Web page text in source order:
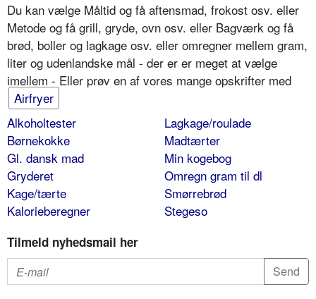
Du kan vælge Måltid og få aftensmad, frokost osv. eller
Metode og få grill, gryde, ovn osv. eller Bagværk og få
brød, boller og lagkage osv. eller omregner mellem gram,
liter og udenlandske mål - der er er meget at vælge
imellem - Eller prøv en af vores mange opskrifter med
Airfryer
Alkoholtester
Børnekokke
Gl. dansk mad
Gryderet
Kage/tærte
Kalorieberegner
Lagkage/roulade
Madtærter
Min kogebog
Omregn gram til dl
Smørrebrød
Stegeso
Tilmeld nyhedsmail her